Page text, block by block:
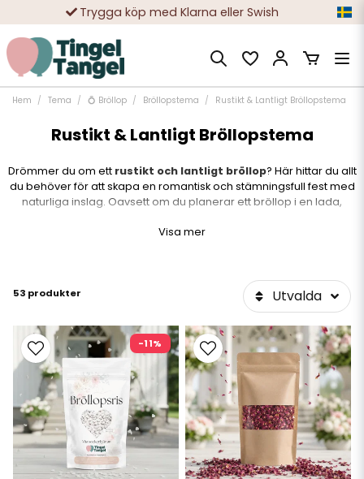
Trygga köp med Klarna eller Swish
Hem Tema 💍 Bröllop Bröllopstema Rustikt & Lantligt Bröllopstema
Rustikt & Lantligt Bröllopstema
Drömmer du om ett rustikt och lantligt bröllop? Här hittar du allt
du behöver för att skapa en romantisk och stämningsfull fest med
naturliga inslag. Oavsett om du planerar ett bröllop i en lada,
skapa rätt känsla.
som för tankarna till ljuvliga sommarängar, träinslag och bohemisk
✨Vårt sortiment inkluderar:
✔Inbjudningskort & placeringskort– i naturnära toner med
inslag av spets och kraftpapper
Bordsdekorationer – rustika ljuslyktor, träskivor och vackra
dukningsdetaljer
✔Girlander & vimplar– med spets, juteväv och blommiga inslag
Blomsterdekorationer– konstgjorda blommor och grönska för
en naturlig look
Bröllopsdetaljer – skyltar, gästböcker och andra charmiga inslag
Visa mer
53 produkter Utvalda
-11%